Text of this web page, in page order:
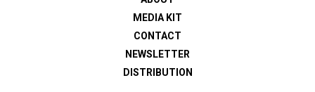
MEDIA KIT
CONTACT
NEWSLETTER
DISTRIBUTION